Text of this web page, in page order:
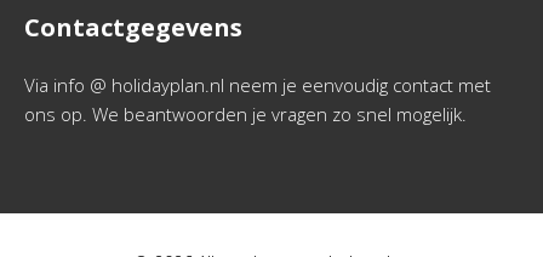
Contactgegevens
Via info @ holidayplan.nl neem je eenvoudig contact met
ons op. We beantwoorden je vragen zo snel mogelijk.